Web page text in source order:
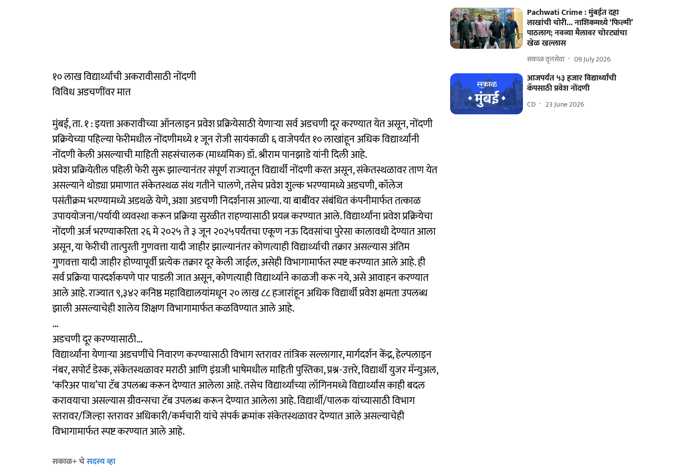
१० लाख विद्यार्थ्यांची अकरावीसाठी नोंदणी
विविध अडचणींवर मात
मुंबई, ता. १ : इयत्ता अकरावीच्या ऑनलाइन प्रवेश प्रक्रियेसाठी येणाऱ्या सर्व अडचणी दूर करण्यात येत असून, नोंदणी
प्रक्रियेच्या पहिल्या फेरीमधील नोंदणीमध्ये १ जून रोजी सायंकाळी ६ वाजेपर्यंत १० लाखांहून अधिक विद्यार्थ्यांनी
नोंदणी केली असल्याची माहिती सहसंचालक (माध्यमिक) डॉ. श्रीराम पानझाडे यांनी दिली आहे.
प्रवेश प्रक्रियेतील पहिली फेरी सुरू झाल्यानंतर संपूर्ण राज्यातून विद्यार्थी नोंदणी करत असून, संकेतस्थळावर ताण येत
असल्याने थोड्या प्रमाणात संकेतस्थळ संथ गतीने चालणे, तसेच प्रवेश शुल्क भरण्यामध्ये अडचणी, कॉलेज
पसंतीक्रम भरण्यामध्ये अडथळे येणे, अशा अडचणी निदर्शनास आल्या. या बाबींवर संबंधित कंपनीमार्फत तत्काळ
उपाययोजना/पर्यायी व्यवस्था करून प्रक्रिया सुरळीत राहण्यासाठी प्रयत्न करण्यात आले. विद्यार्थ्यांना प्रवेश प्रक्रियेचा
नोंदणी अर्ज भरण्याकरिता २६ मे २०२५ ते ३ जून २०२५पर्यंतचा एकूण नऊ दिवसांचा पुरेसा कालावधी देण्यात आला
असून, या फेरीची तात्पुरती गुणवत्ता यादी जाहीर झाल्यानंतर कोणत्याही विद्यार्थ्याची तक्रार असल्यास अंतिम
गुणवत्ता यादी जाहीर होण्यापूर्वी प्रत्येक तक्रार दूर केली जाईल, असेही विभागामार्फत स्पष्ट करण्यात आले आहे. ही
सर्व प्रक्रिया पारदर्शकपणे पार पाडली जात असून, कोणत्याही विद्यार्थ्याने काळजी करू नये, असे आवाहन करण्यात
आले आहे. राज्यात ९,३४२ कनिष्ठ महाविद्यालयांमधून २० लाख ८८ हजारांहून अधिक विद्यार्थी प्रवेश क्षमता उपलब्ध
झाली असल्याचेही शालेय शिक्षण विभागामार्फत कळविण्यात आले आहे.
...
अडचणी दूर करण्यासाठी...
विद्यार्थ्यांना येणाऱ्या अडचणींचे निवारण करण्यासाठी विभाग स्तरावर तांत्रिक सल्लागार, मार्गदर्शन केंद्र, हेल्पलाइन
नंबर, सपोर्ट डेस्क, संकेतस्थळावर मराठी आणि इंग्रजी भाषेमधील माहिती पुस्तिका, प्रश्न-उत्तरे, विद्यार्थी युजर मॅन्युअल,
‘करिअर पाथ’चा टॅब उपलब्ध करून देण्यात आलेला आहे. तसेच विद्यार्थ्यांच्या लॉगिनमध्ये विद्यार्थ्यांस काही बदल
करावयाचा असल्यास ग्रीवन्सचा टॅब उपलब्ध करून देण्यात आलेला आहे. विद्यार्थी/पालक यांच्यासाठी विभाग
स्तरावर/जिल्हा स्तरावर अधिकारी/कर्मचारी यांचे संपर्क क्रमांक संकेतस्थळावर देण्यात आले असल्याचेही
विभागामार्फत स्पष्ट करण्यात आले आहे.
सकाळ+ चेसदस्य व्हा
Pachwati Crime : मुंबईत दहा
लाखांची चोरी... नाशिकमध्ये ‘फिल्मी’
पाठलाग; नवव्या मैलावर चोरट्यांचा
खेळ खल्लास
सकाळ वृत्तसेवा 09 July 2026
आजपर्यंत ५३ हजार विद्यार्थ्यांची
कॅपसाठी प्रवेश नोंदणी
CD 23 June 2026